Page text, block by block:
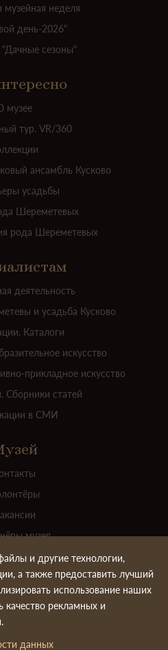
музейная неделя
день-2026"
сезоны"
музее
тур. VR/360
ансамбль Кусково
усадьбы
Шереметевых
рода Шереметевых
деятельность
и усадьба Кусково
Каталоги
искусство
прикладное искусство
Сборники статей
в СМИ
музея
прессы
документы
коллекции
в гавани Флиссингена"
и другие технологии,
а также предоставить лучший
использование наших
качество рекламных и
данных